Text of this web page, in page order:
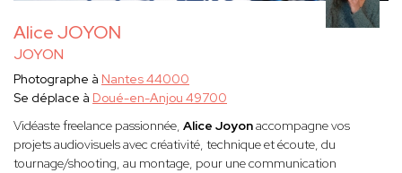
Alice JOYON
JOYON
Photographe à Nantes 44000
Se déplace à Doué-en-Anjou 49700
Vidéaste freelance passionnée, Alice Joyonaccompagne vos
projets audiovisuels avec créativité, technique et écoute, du
tournage/shooting, au montage, pour une communication